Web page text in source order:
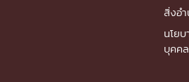
สิ่งอ
นโย
บุคค